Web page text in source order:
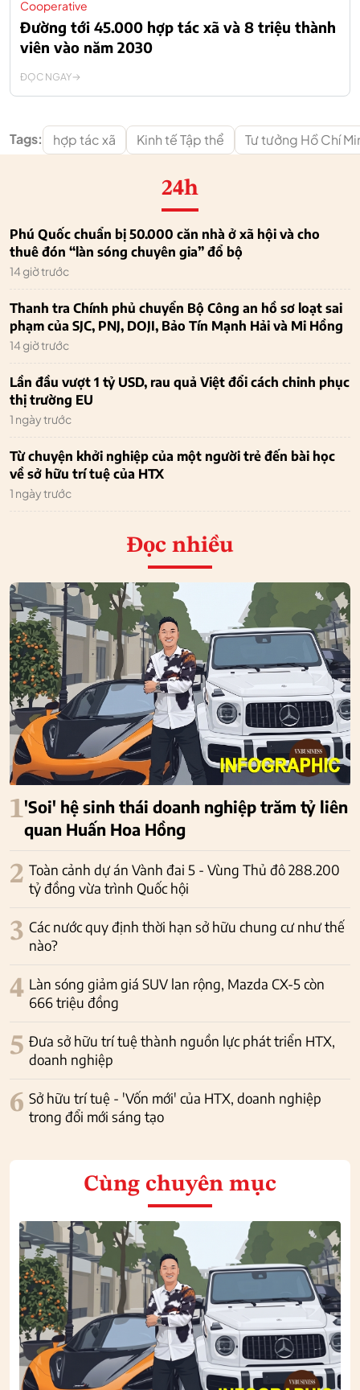
Cooperative
Đường tới 45.000 hợp tác xã và 8 triệu thành
viên vào năm 2030
ĐỌC NGAY
Tags: hợp tác xã Kinh tế Tập thể Tư tưởng Hồ Chí
24h
Phú Quốc chuẩn bị 50.000 căn nhà ở xã hội và cho
thuê đón “làn sóng chuyên gia” đổ bộ
14 giờ trước
Thanh tra Chính phủ chuyển Bộ Công an hồ sơ loạt sai
phạm của SJC, PNJ, DOJI, Bảo Tín Mạnh Hải và Mi Hồng
14 giờ trước
Lần đầu vượt 1 tỷ USD, rau quả Việt đổi cách chinh phục
thị trường EU
1 ngày trước
Từ chuyện khởi nghiệp của một người trẻ đến bài học
về sở hữu trí tuệ của HTX
1 ngày trước
Đọc nhiều
1'Soi' hệ sinh thái doanh nghiệp trăm tỷ liên
quan Huấn Hoa Hồng
2 Toàn cảnh dự án Vành đai 5 - Vùng Thủ đô 288.200
tỷ đồng vừa trình Quốc hội
3 Các nước quy định thời hạn sở hữu chung cư như thế
nào?
4 Làn sóng giảm giá SUV lan rộng, Mazda CX-5 còn
666 triệu đồng
5 Đưa sở hữu trí tuệ thành nguồn lực phát triển HTX,
doanh nghiệp
6 Sở hữu trí tuệ - 'Vốn mới' của HTX, doanh nghiệp
trong đổi mới sáng tạo
Cùng chuyên mục